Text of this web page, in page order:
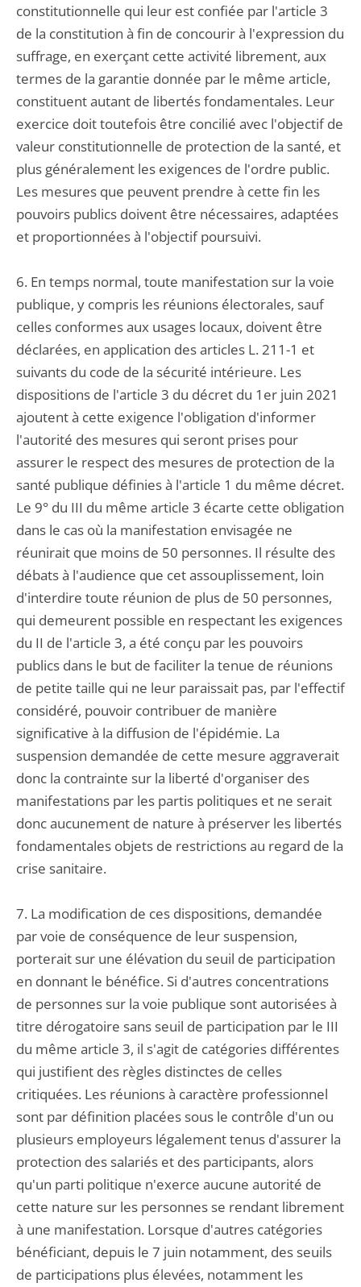
constitutionnelle qui leur est confiée par l'article 3
de la constitution à fin de concourir à l'expression du
suffrage, en exerçant cette activité librement, aux
termes de la garantie donnée par le même article,
constituent autant de libertés fondamentales. Leur
exercice doit toutefois être concilié avec l'objectif de
valeur constitutionnelle de protection de la santé, et
plus généralement les exigences de l'ordre public.
Les mesures que peuvent prendre à cette fin les
pouvoirs publics doivent être nécessaires, adaptées
et proportionnées à l'objectif poursuivi.
6. En temps normal, toute manifestation sur la voie
publique, y compris les réunions électorales, sauf
celles conformes aux usages locaux, doivent être
déclarées, en application des articles L. 211-1 et
suivants du code de la sécurité intérieure. Les
dispositions de l'article 3 du décret du 1er juin 2021
ajoutent à cette exigence l'obligation d'informer
l'autorité des mesures qui seront prises pour
assurer le respect des mesures de protection de la
santé publique définies à l'article 1 du même décret.
Le 9° du III du même article 3 écarte cette obligation
dans le cas où la manifestation envisagée ne
réunirait que moins de 50 personnes. Il résulte des
débats à l'audience que cet assouplissement, loin
d'interdire toute réunion de plus de 50 personnes,
qui demeurent possible en respectant les exigences
du II de l'article 3, a été conçu par les pouvoirs
publics dans le but de faciliter la tenue de réunions
de petite taille qui ne leur paraissait pas, par l'effectif
considéré, pouvoir contribuer de manière
significative à la diffusion de l'épidémie. La
suspension demandée de cette mesure aggraverait
donc la contrainte sur la liberté d'organiser des
manifestations par les partis politiques et ne serait
donc aucunement de nature à préserver les libertés
fondamentales objets de restrictions au regard de la
crise sanitaire.
7. La modification de ces dispositions, demandée
par voie de conséquence de leur suspension,
porterait sur une élévation du seuil de participation
en donnant le bénéfice. Si d'autres concentrations
de personnes sur la voie publique sont autorisées à
titre dérogatoire sans seuil de participation par le III
du même article 3, il s'agit de catégories différentes
qui justifient des règles distinctes de celles
critiquées. Les réunions à caractère professionnel
sont par définition placées sous le contrôle d'un ou
plusieurs employeurs légalement tenus d'assurer la
protection des salariés et des participants, alors
qu'un parti politique n'exerce aucune autorité de
cette nature sur les personnes se rendant librement
à une manifestation. Lorsque d'autres catégories
bénéficiant, depuis le 7 juin notamment, des seuils
de participations plus élevées, notamment les